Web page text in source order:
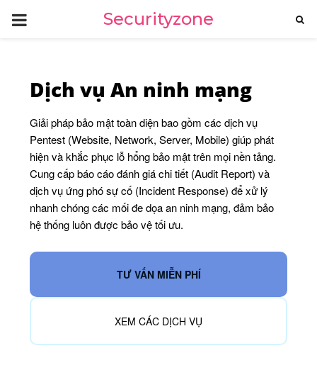
PRIMARY
Securityzone
Dịch vụ An ninh mạng
Giải pháp bảo mật toàn diện bao gồm các dịch vụ
Pentest (Website, Network, Server, Mobile) giúp phát
hiện và khắc phục lỗ hổng bảo mật trên mọi nền tảng.
Cung cấp báo cáo đánh giá chi tiết (Audit Report) và
dịch vụ ứng phó sự cố (Incident Response) để xử lý
nhanh chóng các mối đe dọa an ninh mạng, đảm bảo
hệ thống luôn được bảo vệ tối ưu.
TƯ VẤN MIỄN PHÍ
XEM CÁC DỊCH VỤ